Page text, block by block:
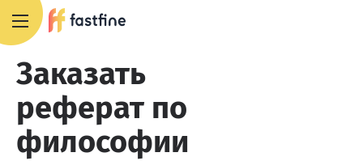
Заказать
реферат по
философии